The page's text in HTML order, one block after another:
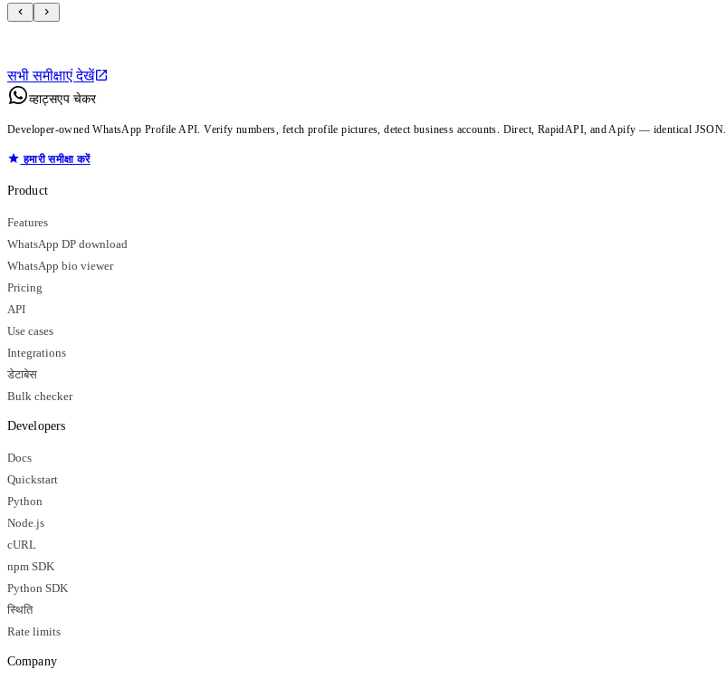
सभी समीक्षाएं देखें
व्हाट्सएप चेकर
Developer-owned WhatsApp Profile API. Verify numbers, fetch profile pictures, detect business accounts. Direct, RapidAPI, and Apify — identical JSON.
हमारी समीक्षा करें
Product
Features
WhatsApp DP download
WhatsApp bio viewer
Pricing
API
Use cases
Integrations
डेटाबेस
Bulk checker
Developers
Docs
Quickstart
Python
Node.js
cURL
npm SDK
Python SDK
स्थिति
Rate limits
Company